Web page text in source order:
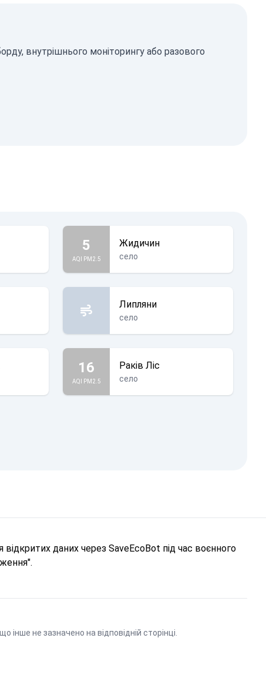
внутрішнього моніторингу або разового
5
AQI PM2.5
Жидичин
село
Липляни
село
16
AQI PM2.5
Раків Ліс
село
даних через SaveEcoBot під час воєнного
інше не зазначено на відповідній сторінці.